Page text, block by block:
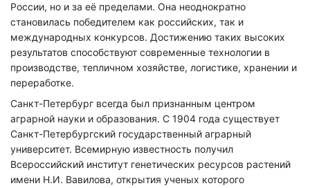
России, но и за её пределами. Она неоднократно
становилась победителем как российских, так и
международных конкурсов. Достижению таких высоких
результатов способствуют современные технологии в
производстве, тепличном хозяйстве, логистике, хранении и
переработке.
Санкт-Петербург всегда был признанным центром
аграрной науки и образования. С 1904 года существует
Санкт-Петербургский государственный аграрный
университет. Всемирную известность получил
Всероссийский институт генетических ресурсов растений
имени Н.И. Вавилова, открытия ученых которого